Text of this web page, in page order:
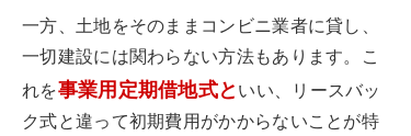
一方、土地をそのままコンビニ業者に貸し、
一切建設には関わらない方法もあります。こ
れを事業用定期借地式といい、リースバッ
ク式と違って初期費用がかからないことが特